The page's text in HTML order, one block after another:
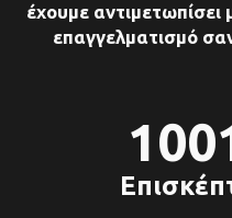
έχουμε αντιμετωπίσει
επαγγελματισμό